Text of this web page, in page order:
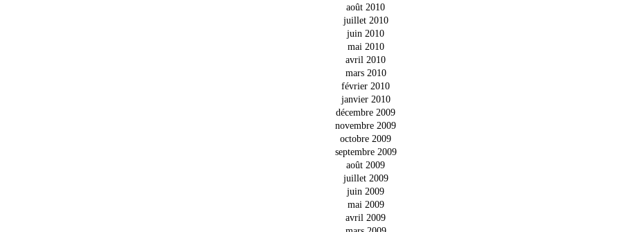
août 2010
juillet 2010
juin 2010
mai 2010
avril 2010
mars 2010
février 2010
janvier 2010
décembre 2009
novembre 2009
octobre 2009
septembre 2009
août 2009
juillet 2009
juin 2009
mai 2009
avril 2009